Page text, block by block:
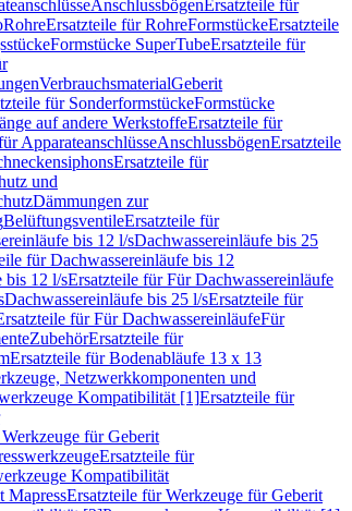
AnschlussbögenErsatzteile für
RohreErsatzteile für RohreFormstückeErsatzteile
Formstücke SuperTubeErsatzteile für
VerbrauchsmaterialGeberit
für SonderformstückeFormstücke
auf andere WerkstoffeErsatzteile für
ApparateanschlüsseAnschlussbögenErsatzteile
Ersatzteile für
und
Dämmungen zur
BelüftungsventileErsatzteile für
bis 12 l/sDachwassereinläufe bis 25
für Dachwassereinläufe bis 12
bis 12 l/sErsatzteile für Für Dachwassereinläufe
Dachwassereinläufe bis 25 l/sErsatzteile für
für Für DachwassereinläufeFür
ZubehörErsatzteile für
Ersatzteile für Bodenabläufe 13 x 13
Netzwerkkomponenten und
Kompatibilität [1]Ersatzteile für
für Geberit
Ersatzteile für
Kompatibilität
MapressErsatzteile für Werkzeuge für Geberit